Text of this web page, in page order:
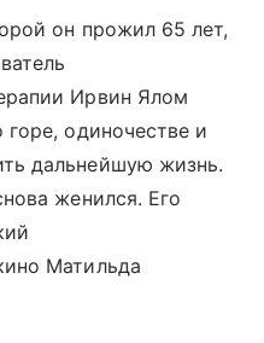
он прожил 65 лет,
Ирвин Ялом
одиночестве и
дальнейшую жизнь.
женился. Его
Матильда